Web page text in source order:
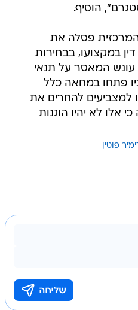
הוסיף.
פסלה את
במקצועו, בבחירות
בשל עונש המאסר על תנאי
פתחו במחאה כלל
למצביעים להחרים את
אלו לא יהיו הוגנות
פוטין